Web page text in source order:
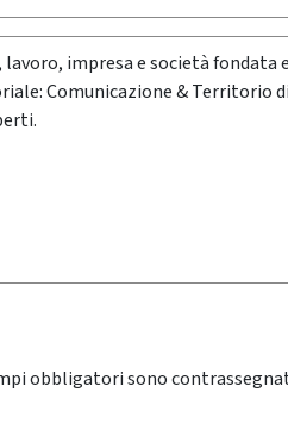
impresa e società fondata
Comunicazione & Territorio
obbligatori sono